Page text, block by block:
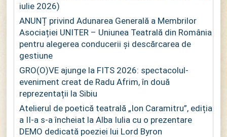
iulie 2026)
ANUNȚ privind Adunarea Generală a Membrilor
Asociației UNITER – Uniunea Teatrală din România
pentru alegerea conducerii și descărcarea de
gestiune
GRO(O)VE ajunge la FITS 2026: spectacolul-
eveniment creat de Radu Afrim, în două
reprezentații la Sibiu
Atelierul de poetică teatrală „Ion Caramitru”, ediția
a II-a s-a încheiat la Alba Iulia cu o prezentare
DEMO dedicată poeziei lui Lord Byron